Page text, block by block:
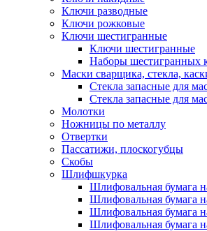
Ключи разводные
Ключи рожковые
Ключи шестигранные
Ключи шестигранные
Наборы шестигранных
Маски сварщика, стекла,
Стекла запасные для
Стекла запасные для
Молотки
Ножницы по металлу
Отвертки
Пассатижи, плоскогубцы
Скобы
Шлифшкурка
Шлифовальная бумага
Шлифовальная бумага
Шлифовальная бумага
Шлифовальная бумага